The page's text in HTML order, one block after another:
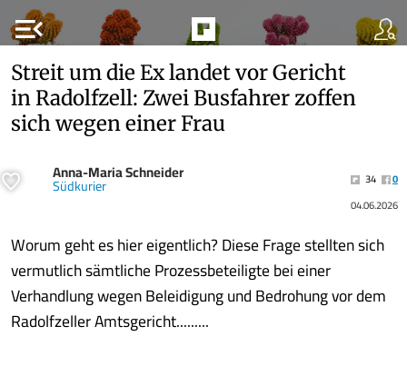
menu_open
Streit um die Ex landet vor Gericht
in Radolfzell: Zwei Busfahrer zoffen
sich wegen einer Frau
Anna-Maria Schneider
Südkurier 34
0
04.06.2026
Worum geht es hier eigentlich? Diese Frage stellten sich
vermutlich sämtliche Prozessbeteiligte bei einer
Verhandlung wegen Beleidigung und Bedrohung vor dem
Radolfzeller Amtsgericht.........